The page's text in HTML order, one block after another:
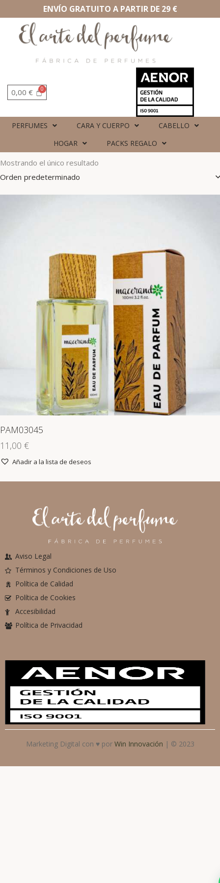
ENVÍO GRATUITO A PARTIR DE 29 €
0,00 €
PERFUMES CARA Y CUERPO
CABELLO
HOGAR
PACKS REGALO
Mostrando el único resultado
PAM03045
11,00 €
Añadir a la lista de deseos
Aviso Legal
Términos y Condiciones de Uso
Política de Calidad
Política de Cookies
Accesibilidad
Política de Privacidad
Marketing Digital con ♥ por Win Innovación | © 2023